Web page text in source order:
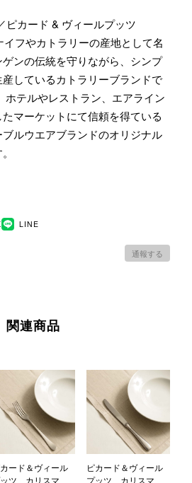
カード & ヴィールプッツ
フやカトラリーの産地として名
ンの伝統を守りながら、シンプ
しているカトラリーブランドで
ホテルやレストラン、エアライン
マーケットにて信頼を得ている
ルウエアブランドのオリジナル
LINE
通報する
関連商品
ード＆ヴィール
ツ カリスマ
ピカード＆ヴィール
プッツ カリスマ